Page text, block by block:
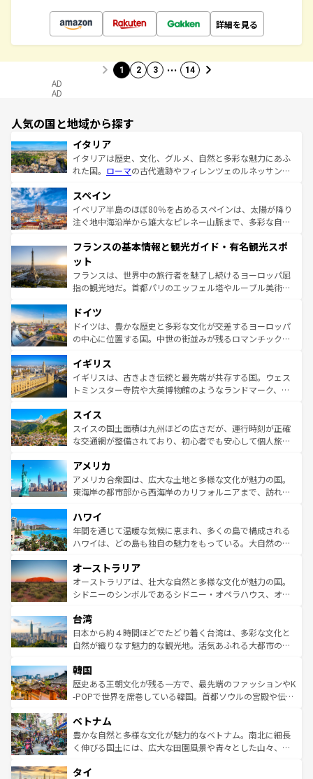
詳細を見る
1 2 3 … 14
AD
AD
人気の国と地域から探す
イタリア
イタリアは歴史、文化、グルメ、自然と多彩な魅力にあふ
れた国。 ローマの古代遺跡やフィレンツェのルネッサンス
ろん、トスカーナの美しい田園風景やアマルフィ海岸の絶
景など、自然景観も見逃せない。観光の合間には、本場の
ピザやパスタなど、絶品のイタリア料理を堪能することも
ませてくれるイタリアで、忘れられない旅をしてみよう！
なお、新着のイタリア情報は
しい。
スペイン
イベリア半島のほぼ80％を占めるスペインは、太陽が降り
注ぐ地中海沿岸から雄大なピレネー山脈まで、多彩な自然
文化が根付くこの国では、情熱的なフラメンコ、熱気あふ
れる闘牛、そして美味しいタパスが生活の一部となってい
る。首都マドリードの洗練された雰囲気や、バルセロナの
アートに溢れた街角から、地方では古代ローマ遺跡や中世
せる。地方によって風土や気候が異なるスペインはその個
性で訪れる人を魅了する。 なお、新着のスペイン情報は コ
ンテンツ一覧を参照してほしい。
フランスの基本情報と観光ガイド・有名観光スポ
ット
フランスは、世界中の旅行者を魅了し続けるヨーロッパ屈
指の観光地だ。首都パリのエッフェル塔やルーブル美術館
で、幅広い魅力が詰まっている。華麗な宮殿、歴史的な大
聖堂、美しいビーチ、そして豊かな自然が、訪れる者を心
から魅了する。また、フランスは美食の国としても知ら
いる。シャンパンの発祥地であるランス、プロヴァンスの
香り高いラベンダー畑など、多彩な楽しみ方が可能だ。さ
らに、パリ以外の地域にも魅力が溢れており、どの街角に
れる地方に足を運ぶとそれぞれで全く異なる文化を体験で
きるだろう。 なお、新着のフランス情報はコンテンツ一覧
を参照してほしい。
ドイツ
ドイツは、豊かな歴史と多彩な文化が交差するヨーロッパ
の中心に位置する国。中世の街並みが残るロマンチック街
顔を持つこの国は、どこを歩いても飽きることがない。ベ
ルリンの文化的活気、バイエルン州のアルプスの絶景、そ
してライン川沿いのワイン畑といった風景は必見。ビール
は、お酒好きな人にはぜひ体験してほしい。 なお、新着の
ドイツ情報はコンテンツ一覧を参照してほしい。
イギリス
イギリスは、古きよき伝統と最先端が共存する国。ウェス
トミンスター寺院や大英博物館のようなランドマーク、歴
リアごとに異なる魅力がある。また、優雅なアフタヌーン
ティー、ビール好きにはたまらない英国パブ、サッカー観
戦など、本場だからこそできる体験も豊富。イギリスを旅
ンツ一覧を参照してほしい。
スイス
スイスの国土面積は九州ほどの広さだが、運行時刻が正確
な交通網が整備されており、初心者でも安心して個人旅行
の建物がそのまま残る町や、スイスならではのユニークな
博物館もあり、アルプス観光だけでなく町歩きも満喫する
ことができる。国民の所得が高いため物価も高いが、旅行
ば市内交通費無料で観光を楽しむこともできる。 なお、新
着のスイス情報はコンテンツ一覧 を参照してほしい。
アメリカ
アメリカ合衆国は、広大な土地と多様な文化が魅力の国。
東海岸の都市部から西海岸のカリフォルニアまで、訪れる
のような巨大都市は、観光、ショッピング、エンターテイ
ンメントが詰まった刺激的なスポットだ。一方、アメリカ
西部には大自然が広がり、グランドキャニオンやイエロー
部のニューオーリンズでは、音楽と美食が融合した独特の
文化が魅力。旅行者はアメリカの各地域で異なる魅力を楽
しみながら、その多様性と豊かな歴史を感じることができ
ならではの贅沢な旅のスタイルだ。 なお、新着のアメリカ
情報はコンテンツ一覧を参照してほしい。
ハワイ
年間を通じて温暖な気候に恵まれ、多くの島で構成される
ハワイは、どの島も独自の魅力をもっている。大自然の神
ワイ島は見逃せない。また、定番の観光地といえばオアフ
島だが、静かな自然を求めるならマウイ島やカウアイ島が
おすすめ。エメラルドグリーンに輝く海をはじめ、豊かな
れるおもてなしの心で訪れる人々を迎えてくれるハワイの
人々、おいしいローカルフードやハワイアンミュージッ
ク、伝統的なフラダンスなど、すべてがハワイの魅力を彩
ワイを、存分に味わってほしい。 なお、新着のハワイ情報
はコンテンツ一覧を参照してほしい。
オーストラリア
オーストラリアは、壮大な自然と多様な文化が魅力の国。
シドニーのシンボルであるシドニー・オペラハウス、オー
リアリーフや大陸中央部にそびえるウルル（エアーズロッ
ク）、タスマニアの美しい原生林やケアンズの熱帯雨林な
ど、見どころがたくさん。また、カフェやワイン、オージ
いる。アクティビティも充実しており、サーフィンやダイ
ビング、ハイキングなど、アウトドア好きにはたまらな
い。オーストラリアの多彩な魅力を存分に味わいつくそ
参照してほしい。
台湾
日本から約４時間ほどでたどり着く台湾は、多彩な文化と
自然が織りなす魅力的な観光地。活気あふれる大都市の台
ン）、静ひつな山岳地帯である台湾東部など、都市の喧騒
と山間の静けさが共存しており、訪れる人に新しい発見と
驚きをもたらしてくれる。また、奥深い台湾の食文化も魅
容にもいいと評判のスイーツなど、バラエティ豊かな料理
が味わえる。 なお、新着の台湾情報は コンテンツ一覧を参
照してほしい。
韓国
歴史ある王朝文化が残る一方で、最先端のファッションやK
-POPで世界を席巻している韓国。首都ソウルの宮殿や伝統
き、地方に足を延ばせば四季折々の自然美を楽しむことが
できる。そして、キムチや焼肉、絶品のストリートフード
まで、さまざまな韓国料理が待っている。夜には、韓国な
リティに包まれながら、韓国の多彩な魅力を心ゆくまで味
ベトナム
豊かな自然と多様な文化が魅力的なベトナム。南北に細長
く伸びる国土には、広大な田園風景や青々とした山々、世
急速な発展と共に伝統が息づく。ハノイの古い町並みやホ
タイ